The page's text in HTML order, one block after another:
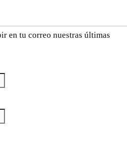
en tu correo nuestras últimas